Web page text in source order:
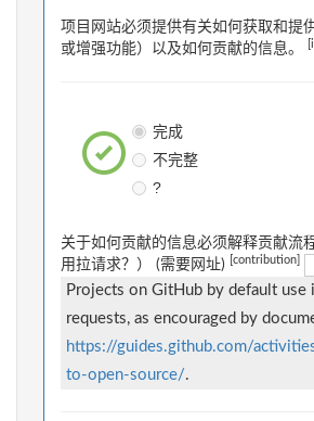
项目网站必须提供有关如何获取和提
或增强功能）以及如何贡献的信息。
完成
不完整
?
关于如何贡献的信息必须解释贡献流
用拉请求？） (需要网址)
[contribution]
Projects on GitHub by default use
requests, as encouraged by
https://guides.github.com/
to-open-source/.